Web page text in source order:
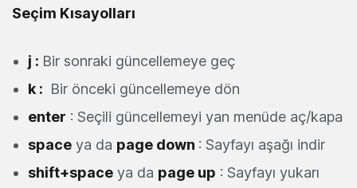
Seçim Kısayolları
j : Bir sonraki güncellemeye geç
k : Bir önceki güncellemeye dön
enter : Seçili güncellemeyi yan menüde aç/kapa
space ya da page down : Sayfayı aşağı indir
shift+space ya da page up : Sayfayı yukarı